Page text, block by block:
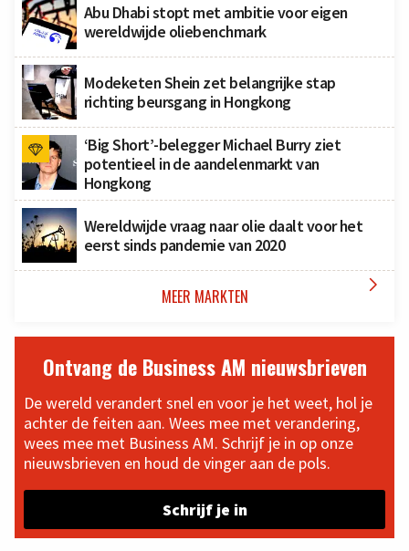
Abu Dhabi stopt met ambitie voor eigen
wereldwijde oliebenchmark
Modeketen Shein zet belangrijke stap
richting beursgang in Hongkong
‘Big Short’-belegger Michael Burry ziet
potentieel in de aandelenmarkt van
Hongkong
Wereldwijde vraag naar olie daalt voor het
eerst sinds pandemie van 2020
MEER MARKTEN 
Ontvang de Business AM nieuwsbrieven
De wereld verandert snel en voor je het weet, hol je
achter de feiten aan. Wees mee met verandering,
wees mee met Business AM. Schrijf je in op onze
nieuwsbrieven en houd de vinger aan de pols.
Schrijf je in